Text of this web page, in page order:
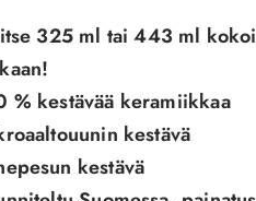
what
Valkoinen-
Sininen
325 ml tai 443 ml
% kestävää keramiikkaa
kestävä
kestävä